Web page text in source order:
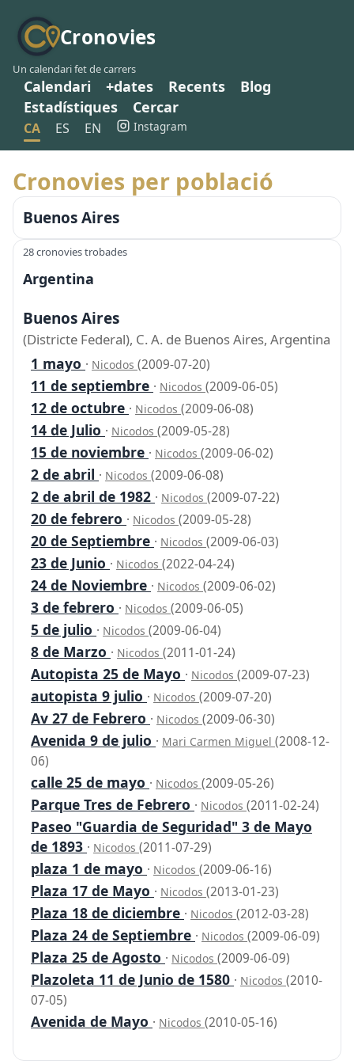
Cronovies
Un calendari fet de carrers
Calendari +dates Recents
Blog
Estadístiques
Cercar
CA ES EN Instagram
Cronovies per població
Buenos Aires
28 cronovies trobades
Argentina
Buenos Aires
(Districte Federal), C. A. de Buenos Aires, Argentina
1 mayo · Nicodos (2009-07-20)
11 de septiembre · Nicodos (2009-06-05)
12 de octubre · Nicodos (2009-06-08)
14 de Julio · Nicodos (2009-05-28)
15 de noviembre · Nicodos (2009-06-02)
2 de abril · Nicodos (2009-06-08)
2 de abril de 1982 · Nicodos (2009-07-22)
20 de febrero · Nicodos (2009-05-28)
20 de Septiembre · Nicodos (2009-06-03)
23 de Junio · Nicodos (2022-04-24)
24 de Noviembre · Nicodos (2009-06-02)
3 de febrero · Nicodos (2009-06-05)
5 de julio · Nicodos (2009-06-04)
8 de Marzo · Nicodos (2011-01-24)
Autopista 25 de Mayo · Nicodos (2009-07-23)
autopista 9 julio · Nicodos (2009-07-20)
Av 27 de Febrero · Nicodos (2009-06-30)
Avenida 9 de julio · Mari Carmen Miguel (2008-12-
06)
calle 25 de mayo · Nicodos (2009-05-26)
Parque Tres de Febrero · Nicodos (2011-02-24)
Paseo "Guardia de Seguridad" 3 de Mayo
de 1893 · Nicodos (2011-07-29)
plaza 1 de mayo · Nicodos (2009-06-16)
Plaza 17 de Mayo · Nicodos (2013-01-23)
Plaza 18 de diciembre · Nicodos (2012-03-28)
Plaza 24 de Septiembre · Nicodos (2009-06-09)
Plaza 25 de Agosto · Nicodos (2009-06-09)
Plazoleta 11 de Junio de 1580 · Nicodos (2010-
07-05)
Avenida de Mayo · Nicodos (2010-05-16)